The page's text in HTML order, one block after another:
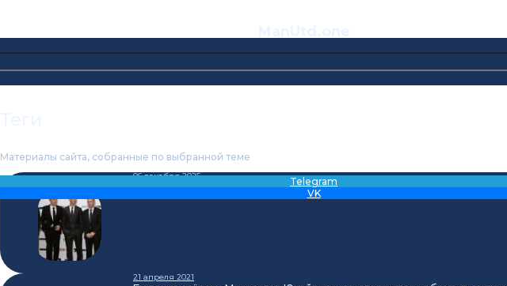
Telegram
VK
Материалы сайта, собранные по выбранной теме
06 декабря 2025
Mail: Критика звезд «Класса 92» злит нынешних игроков «Юнайтед»
21 апреля 2021